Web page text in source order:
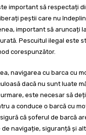
important să respectați
peștii care nu
important să aruncați
Pescuitul ilegal este
corespunzător.
navigarea cu barca cu
dacă nu sunt luate
este necesar să
a conduce o barcă cu
că șoferul de barcă
de navigație, siguranță și